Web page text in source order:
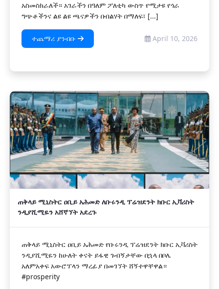
አስመስክራለች። አገራችን በዓለም ፖለቲካ ውስጥ የሚታዩ የጎራ
ግጭቶችንና ልዩ ልዩ ጫናዎችን በብልሃት በማለፍ፣ [...]
ተጨማሪ ያንብቡ April 10, 2026
ጠቅላይ ሚኒስትር ዐቢይ አሕመድ ለቡሩንዲ ፕሬዝደንት ክቡር ኢቫሪስት
ንዲያሺሚዬን አሸኛኘት አደረጉ
ጠቅላይ ሚኒስትር ዐቢይ አሕመድ የቡሩንዲ ፕሬዝደንት ክቡር ኢቫሪስት
ንዲያሺሚዬን ከሁለት ቀናት ይፋዊ ጉብኝታቸው በኋላ በቦሌ
አለምአቀፍ አውሮፕላን ማረፊያ በመገኘት ሸኝተዋቸዋል።
#prosperity